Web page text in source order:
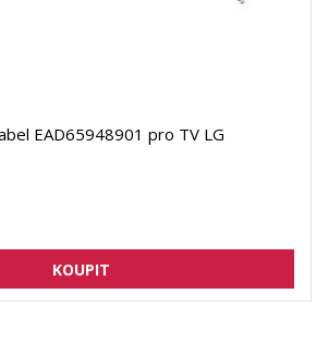
EAD65948901 pro TV LG